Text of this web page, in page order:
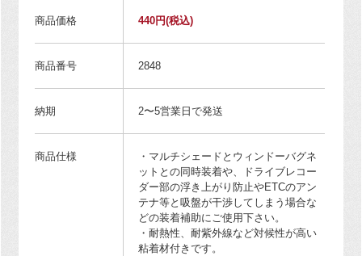
商品価格 440円(税込)
商品番号 2848
納期 2〜5営業日で発送
商品仕様
・マルチシェードとウィンドーバグネ
ットとの同時装着や、ドライブレコー
ダー部の浮き上がり防止やETCのアン
テナ等と吸盤が干渉してしまう場合な
どの装着補助にご使用下さい。
・耐熱性、耐紫外線など対候性が高い
粘着材付きです。